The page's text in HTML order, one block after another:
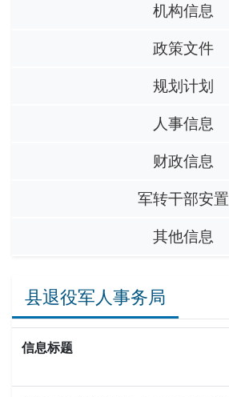
机构信息
政策文件
规划计划
人事信息
财政信息
军转干部安置
其他信息
县退役军人事务局
信息标题